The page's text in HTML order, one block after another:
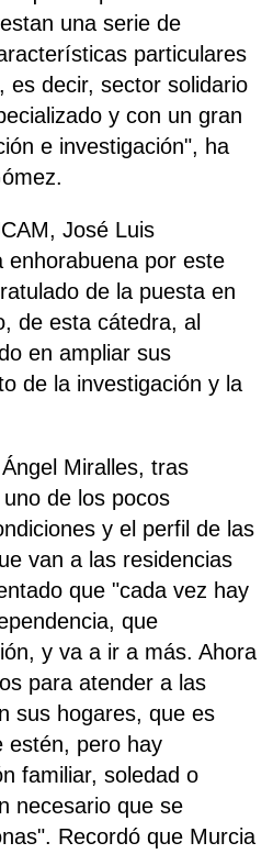
una serie de
particulares
es decir, sector solidario
y con un gran
e investigación", ha
José Luis
enhorabuena por este
de la puesta en
de esta cátedra, al
en ampliar sus
de la investigación y la
Miralles, tras
de los pocos
y el perfil de las
van a las residencias
que "cada vez hay
que
y va a ir a más. Ahora
para atender a las
sus hogares, que es
estén, pero hay
familiar, soledad o
necesario que se
Recordó que Murcia